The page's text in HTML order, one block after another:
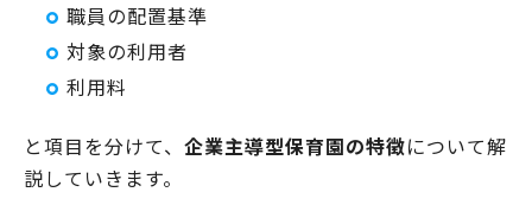
職員の配置基準
対象の利用者
利用料
と項目を分けて、 企業主導型保育園の特徴について解
説していきます。